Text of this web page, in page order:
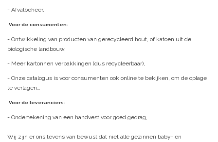
- Afvalbeheer,
Voor de consumenten:
- Ontwikkeling van producten van gerecycleerd hout, of katoen uit de
biologische landbouw,
- Meer kartonnen verpakkingen (dus recycleerbaar),
- Onze catalogus is voor consumenten ook online te bekijken, om de oplage
te verlagen…
Voor de leveranciers:
- Ondertekening van een handvest voor goed gedrag,
Wij zijn er ons tevens van bewust dat niet alle gezinnen baby- en